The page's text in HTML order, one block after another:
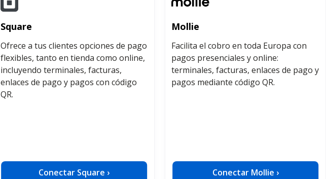
Square
Ofrece a tus clientes opciones de pago
flexibles, tanto en tienda como online,
incluyendo terminales, facturas,
enlaces de pago y pagos con código
QR.
Conectar Square ›
Mollie
Facilita el cobro en toda Europa con
pagos presenciales y online:
terminales, facturas, enlaces de pago y
pagos mediante código QR.
Conectar Mollie ›